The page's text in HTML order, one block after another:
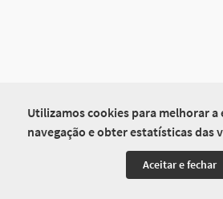
Utilizamos cookies para melhorar a
navegação e obter estatísticas das
Aceitar e fechar